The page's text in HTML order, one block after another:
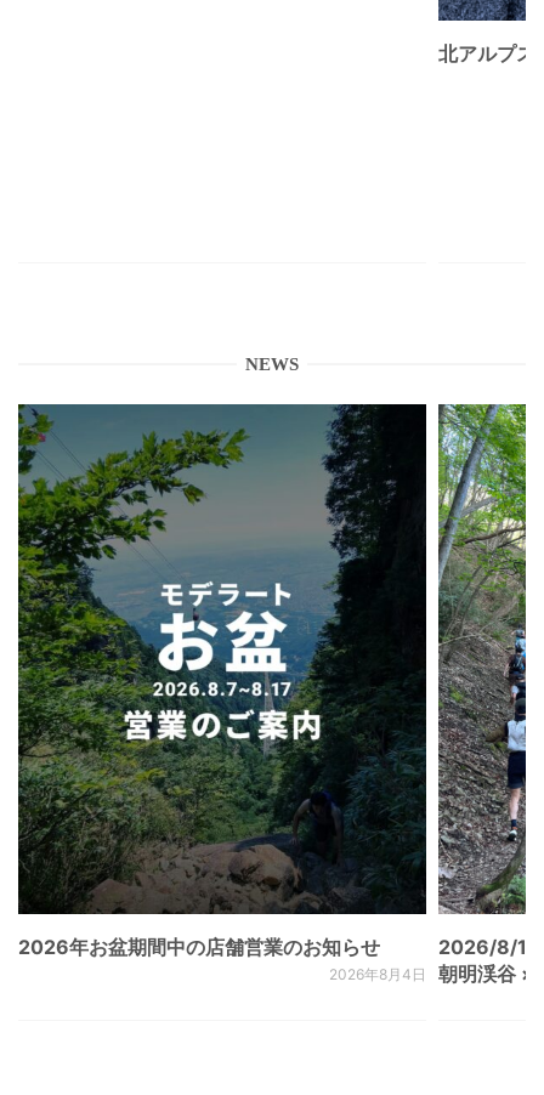
北アルプ
NEWS
2026年お盆期間中の店舗営業のお知らせ
2026年8月4日
2026/8/
朝明渓谷 ×